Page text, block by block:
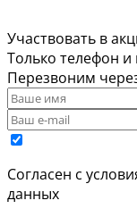
Участвовать в
Только телефон и
Перезвоним
Cогласен с
данных